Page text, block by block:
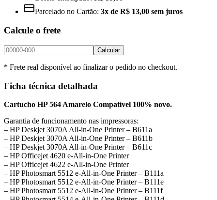
Parcelado no Cartão: 3x de R$ 13,00 sem juros
Calcule o frete
Calcular
* Frete real disponível ao finalizar o pedido no checkout.
Ficha técnica detalhada
Cartucho HP 564 Amarelo Compatível 100% novo.
Garantia de funcionamento nas impressoras:
– HP Deskjet 3070A All-in-One Printer – B611a
– HP Deskjet 3070A All-in-One Printer – B611b
– HP Deskjet 3070A All-in-One Printer – B611c
– HP Officejet 4620 e-All-in-One Printer
– HP Officejet 4622 e-All-in-One Printer
– HP Photosmart 5512 e-All-in-One Printer – B111a
– HP Photosmart 5512 e-All-in-One Printer – B111e
– HP Photosmart 5512 e-All-in-One Printer – B111f